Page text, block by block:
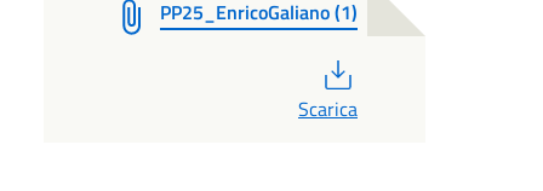
PP25_EnricoGaliano (1)
Scarica